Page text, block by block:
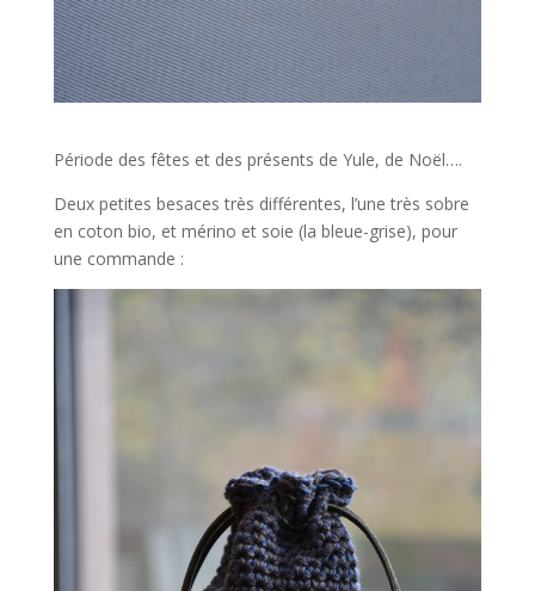
Période des fêtes et des présents de Yule, de Noël….
Deux petites besaces très différentes, l’une très sobre
en coton bio, et mérino et soie (la bleue-grise), pour
une commande :